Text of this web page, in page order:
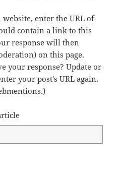
enter the URL of
contain a link to this
response will then
on this page.
your response? Update or
your post's URL again.
)